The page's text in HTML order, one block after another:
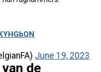
June 19, 2023
de